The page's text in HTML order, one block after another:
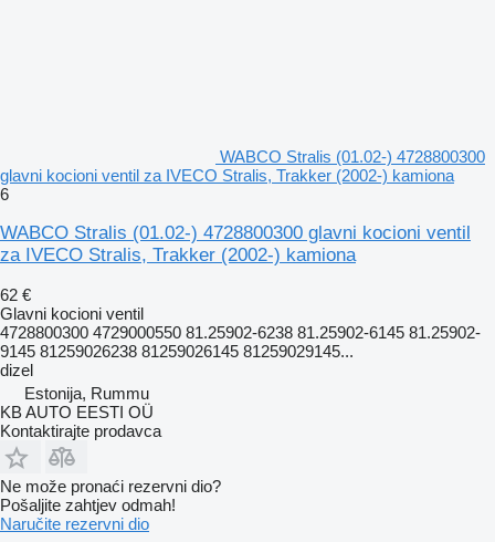
WABCO Stralis (01.02-) 4728800300
glavni kocioni ventil za IVECO Stralis, Trakker (2002-) kamiona
6
WABCO Stralis (01.02-) 4728800300 glavni kocioni ventil
za IVECO Stralis, Trakker (2002-) kamiona
62 €
Glavni kocioni ventil
4728800300 4729000550 81.25902-6238 81.25902-6145 81.25902-
9145 81259026238 81259026145 81259029145...
dizel
Estonija, Rummu
KB AUTO EESTI OÜ
Kontaktirajte prodavca
Ne može pronaći rezervni dio?
Pošaljite zahtjev odmah!
Naručite rezervni dio